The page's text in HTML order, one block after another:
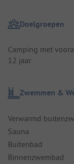
Doelgroepen
Camping met
12 jaar
Zwemmen &
Verwarmd
Sauna
Buitenbad
Binnenzwembad